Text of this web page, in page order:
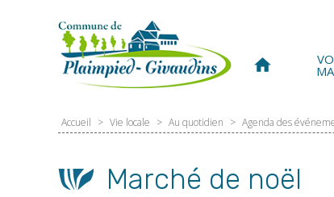
home
Accueil > Vie locale > Au quotidien > Agenda des
Marché de noël